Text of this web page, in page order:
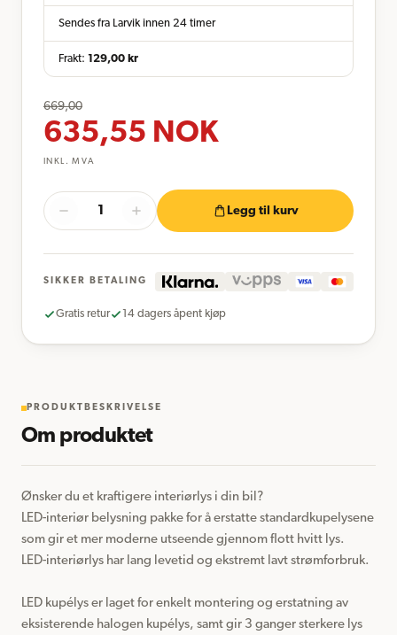
Sendes fra Larvik innen 24 timer
Frakt: 129,00 kr
669,00
635,55 NOK
INKL. MVA
Legg til kurv
SIKKER BETALING
Gratis retur 14 dagers åpent kjøp
PRODUKTBESKRIVELSE
Om produktet
Ønsker du et kraftigere interiørlys i din bil?
LED-interiør belysning pakke for å erstatte standardkupelysene
som gir et mer moderne utseende gjennom flott hvitt lys.
LED-interiørlys har lang levetid og ekstremt lavt strømforbruk.
LED kupélys er laget for enkelt montering og erstatning av
eksisterende halogen kupélys, samt gir 3 ganger sterkere lys